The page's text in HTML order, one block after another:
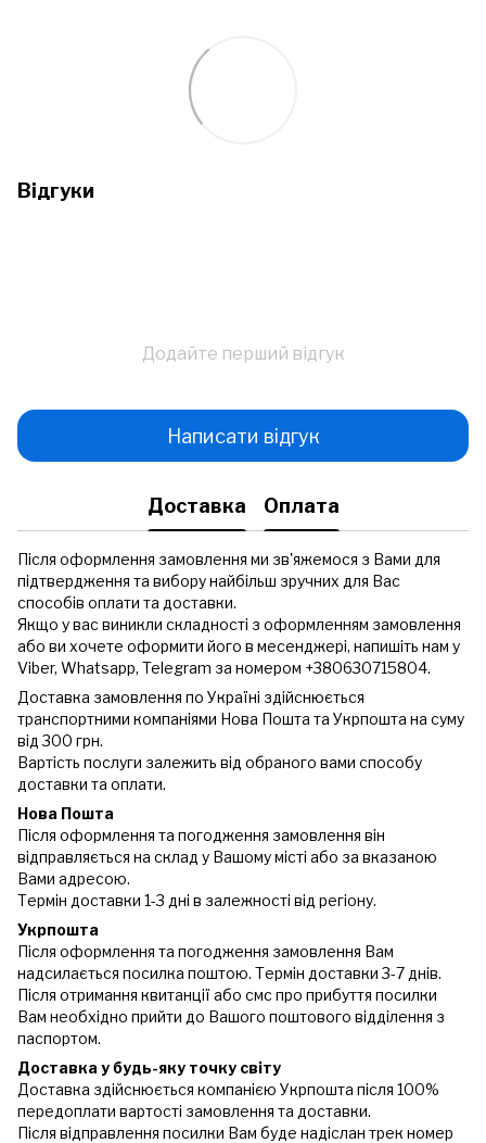
Відгуки
Додайте перший відгук
Написати відгук
Доставка Оплата
Після оформлення замовлення ми зв'яжемося з Вами для
підтвердження та вибору найбільш зручних для Вас
способів оплати та доставки.
Якщо у вас виникли складності з оформленням замовлення
або ви хочете оформити його в месенджері, напишіть нам у
Viber, Whatsapp, Telegram за номером +380630715804.
Доставка замовлення по Україні здійснюється
транспортними компаніями Нова Пошта та Укрпошта на суму
від 300 грн.
Вартість послуги залежить від обраного вами способу
доставки та оплати.
Нова Пошта
Після оформлення та погодження замовлення він
відправляється на склад у Вашому місті або за вказаною
Вами адресою.
Термін доставки 1-3 дні в залежності від регіону.
Укрпошта
Після оформлення та погодження замовлення Вам
надсилається посилка поштою. Термін доставки 3-7 днів.
Після отримання квитанції або смс про прибуття посилки
Вам необхідно прийти до Вашого поштового відділення з
паспортом.
Доставка у будь-яку точку світу
Доставка здійснюється компанією Укрпошта після 100%
передоплати вартості замовлення та доставки.
Після відправлення посилки Вам буде надіслан трек номер